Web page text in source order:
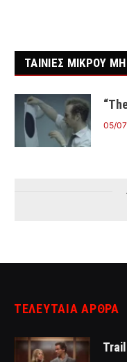
ΤΑΙΝΙΕΣ ΜΙΚΡΟΥ
05/
ΤΕΛΕΥΤΑΙΑ ΑΡΘΡΑ